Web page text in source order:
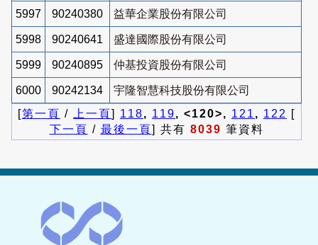
5997 90240380 益華企業股份有限公司
5998 90240641 盛達國際股份有限公司
5999 90240895 仲基投資股份有限公司
6000 90242134
宇隆智慧科技股份有限公司
[第一頁 / 上一頁] 118, 119, <120>, 121 , 122
[
下一頁 / 最後一頁] 共有 8039 筆資料